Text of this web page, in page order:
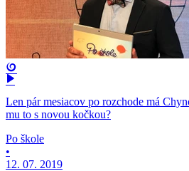
Len pár mesiacov po rozchode má
mu to s novou kočkou?
Po škole
•
12. 07. 2019